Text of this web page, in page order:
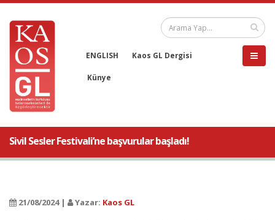
ENGLISH Kaos GL Dergisi
Künye
Sivil Sesler Festivali’ne başvurular başladı!
21/08/2024 | Yazar: Kaos GL